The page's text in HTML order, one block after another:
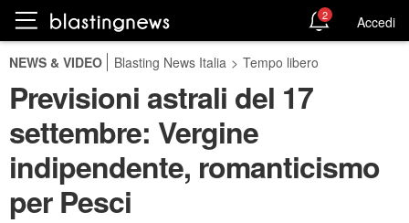
2 Accedi
NEWS & VIDEO Blasting News Italia > Tempo libero
Previsioni astrali del 17
settembre: Vergine
indipendente, romanticismo
per Pesci